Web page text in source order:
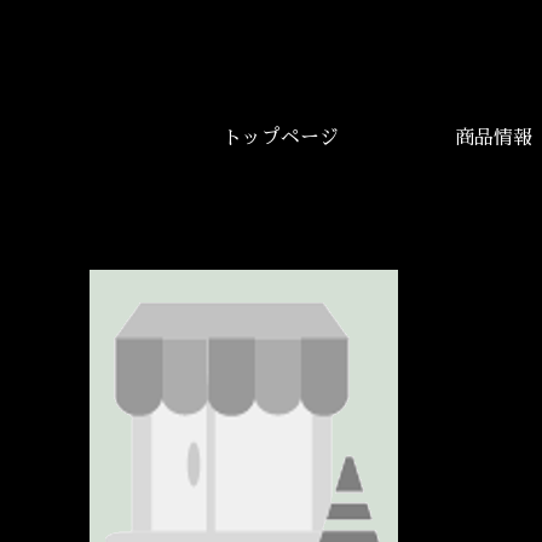
トップページ 商品情報